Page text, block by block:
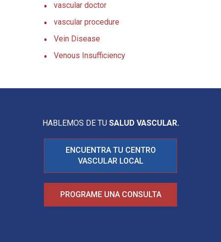
vascular doctor
vascular procedure
Vein Disease
Venous Insufficiency
HABLEMOS DE TU SALUD VASCULAR.
ENCUENTRA TU CENTRO
VASCULAR LOCAL
PROGRAME UNA CONSULTA